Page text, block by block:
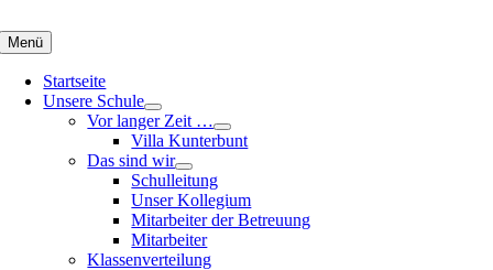
Menü
Startseite
Unsere Schule
Vor langer Zeit …
Villa Kunterbunt
Das sind wir
Schulleitung
Unser Kollegium
Mitarbeiter der Betreuung
Mitarbeiter
Klassenverteilung